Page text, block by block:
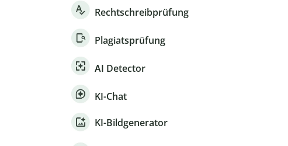
Rechtschreibprüfung
Plagiatsprüfung
AI Detector
KI-Chat
KI-Bildgenerator